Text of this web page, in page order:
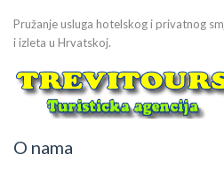
Pružanje usluga hotelskog i privatnog
i izleta u Hrvatskoj.
O nama